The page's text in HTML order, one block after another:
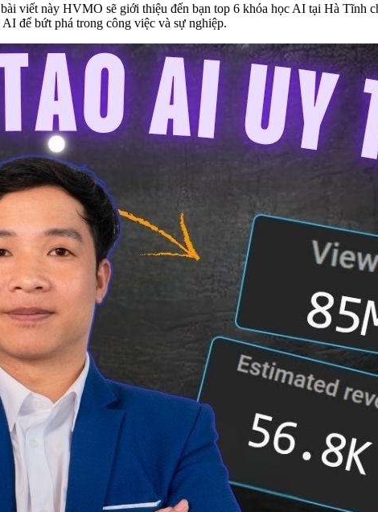
viết này HVMO sẽ giới thiệu đến bạn top 6 khóa học AI tại Hà Tĩnh
để bứt phá trong công việc và sự nghiệp.